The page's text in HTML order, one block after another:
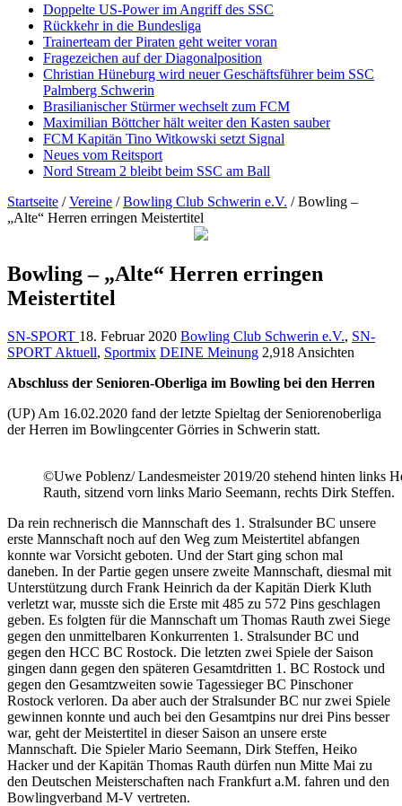
Doppelte US-Power im Angriff des SSC
Rückkehr in die Bundesliga
Trainerteam der Piraten geht weiter voran
Fragezeichen auf der Diagonalposition
Christian Hüneburg wird neuer Geschäftsführer beim SSC
Palmberg Schwerin
Brasilianischer Stürmer wechselt zum FCM
Maximilian Böttcher hält weiter den Kasten sauber
FCM Kapitän Tino Witkowski setzt Signal
Neues vom Reitsport
Nord Stream 2 bleibt beim SSC am Ball
Startseite / Vereine / Bowling Club Schwerin e.V. / Bowling –
„Alte“ Herren erringen Meistertitel
Bowling – „Alte“ Herren erringen
Meistertitel
SN-SPORT 18. Februar 2020 Bowling Club Schwerin e.V., SN-
SPORT Aktuell, Sportmix DEINE Meinung 2,918 Ansichten
Abschluss der Senioren-Oberliga im Bowling bei den Herren
(UP) Am 16.02.2020 fand der letzte Spieltag der Seniorenoberliga
der Herren im Bowlingcenter Görries in Schwerin statt.
©Uwe Poblenz/ Landesmeister 2019/20 stehend hinten links
Rauth, sitzend vorn links Mario Seemann, rechts Dirk Steffen.
Da rein rechnerisch die Mannschaft des 1. Stralsunder BC unsere
erste Mannschaft noch auf den Weg zum Meistertitel abfangen
konnte war Vorsicht geboten. Und der Start ging schon mal
daneben. In der Partie gegen unsere zweite Mannschaft, diesmal mit
Unterstützung durch Frank Heinrich da der Kapitän Dierk Kluth
verletzt war, musste sich die Erste mit 485 zu 572 Pins geschlagen
geben. Es folgten für die Mannschaft um Thomas Rauth zwei Siege
gegen den unmittelbaren Konkurrenten 1. Stralsunder BC und
gegen den HCC BC Rostock. Die letzten zwei Spiele der Saison
gingen dann gegen den späteren Gesamtdritten 1. BC Rostock und
gegen den Gesamtzweiten sowie Tagessieger BC Pinschoner
Rostock verloren. Da aber auch der Stralsunder BC nur zwei Spiele
gewinnen konnte und auch bei den Gesamtpins nur drei Pins besser
war, geht der Meistertitel in dieser Saison an unsere erste
Mannschaft. Die Spieler Mario Seemann, Dirk Steffen, Heiko
Hacker und der Kapitän Thomas Rauth dürfen nun Mitte Mai zu
den Deutschen Meisterschaften nach Frankfurt a.M. fahren und den
Bowlingverband M-V vertreten.